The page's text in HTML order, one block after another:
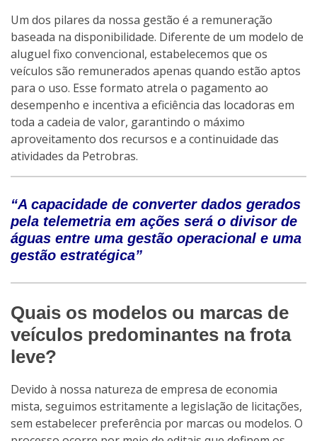
Um dos pilares da nossa gestão é a remuneração
baseada na disponibilidade. Diferente de um modelo de
aluguel fixo convencional, estabelecemos que os
veículos são remunerados apenas quando estão aptos
para o uso. Esse formato atrela o pagamento ao
desempenho e incentiva a eficiência das locadoras em
toda a cadeia de valor, garantindo o máximo
aproveitamento dos recursos e a continuidade das
atividades da Petrobras.
“A capacidade de converter dados gerados
pela telemetria em ações será o divisor de
águas entre uma gestão operacional e uma
gestão estratégica”
Quais os modelos ou marcas de
veículos predominantes na frota
leve?
Devido à nossa natureza de empresa de economia
mista, seguimos estritamente a legislação de licitações,
sem estabelecer preferência por marcas ou modelos. O